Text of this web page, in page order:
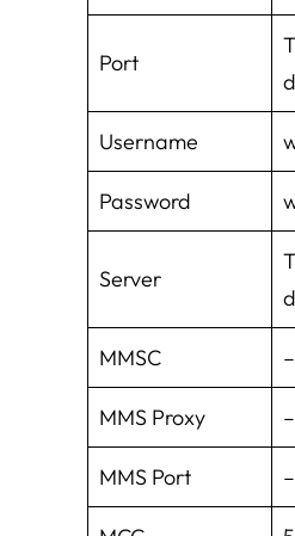
Port
Username
Password
Server
MMSC –
MMS Proxy –
MMS Port –